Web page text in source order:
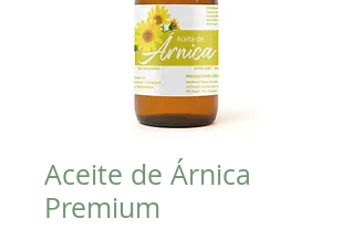
Aceite de Árnica
Premium